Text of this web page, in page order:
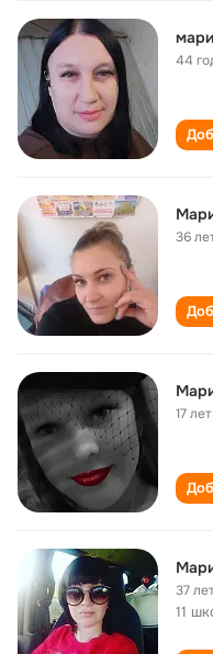
44
36
17 лет
37
11